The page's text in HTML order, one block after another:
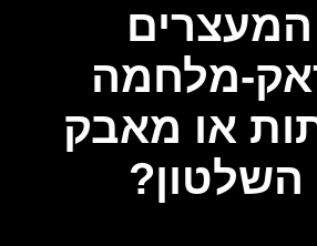
המעצרים
מלחמה
או מאבק
השלטון?